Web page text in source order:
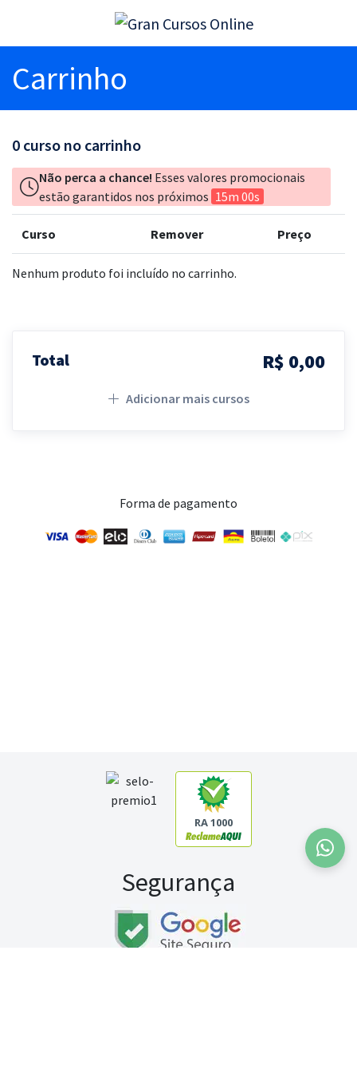
Carrinho
0 curso no carrinho
Não perca a chance! Esses valores promocionais
estão garantidos nos próximos 15m 00s
Curso Remover Preço
Nenhum produto foi incluído no carrinho.
Total R$ 0,00
Adicionar mais cursos
Forma de pagamento
RA 1000
Segurança